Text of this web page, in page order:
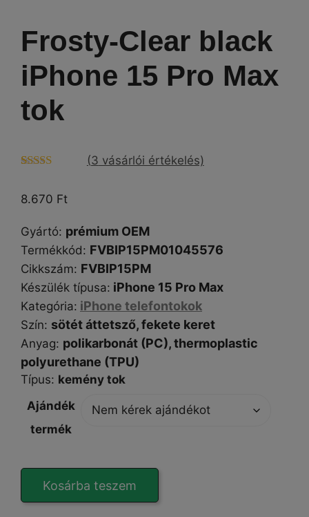
Frosty-Clear black
iPhone 15 Pro Max
tok
ből,
alapján
(3 vásárlói értékelés)
8.670 Ft
Gyártó: prémium OEM
Termékkód: FVBIP15PM01045576
Cikkszám: FVBIP15PM
Készülék típusa: iPhone 15 Pro Max
Kategória: iPhone telefontokok
Szín: sötétáttetsző, fekete keret
Anyag: polikarbonát (PC),thermoplastic
polyurethane (TPU)
Típus: kemény tok
Ajándék
termék
Clear
Kosárba teszem